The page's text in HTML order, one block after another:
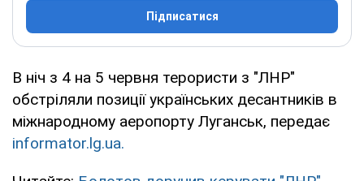
Підписатися
В ніч з 4 на 5 червня терористи з "ЛНР"
обстріляли позиції українських десантників в
міжнародному аеропорту Луганськ, передає
informator.lg.ua.